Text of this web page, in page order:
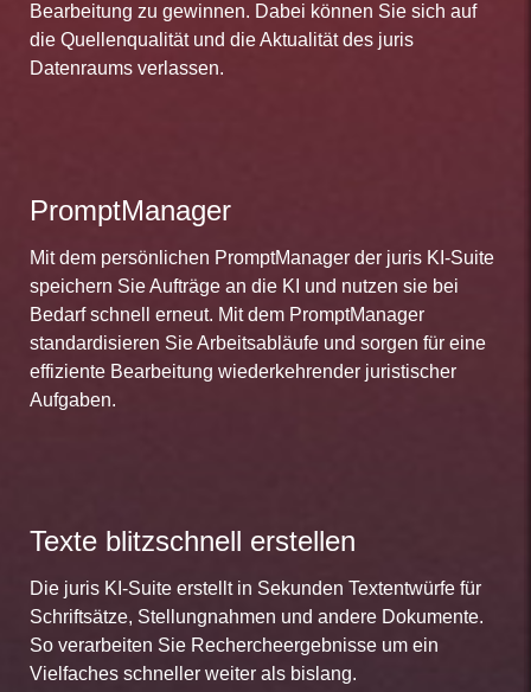
Bearbeitung zu gewinnen. Dabei können Sie sich auf
die Quellenqualität und die Aktualität des juris
Datenraums verlassen.
PromptManager
Mit dem persönlichen PromptManager der juris KI-Suite
speichern Sie Aufträge an die KI und nutzen sie bei
Bedarf schnell erneut. Mit dem PromptManager
standardisieren Sie Arbeitsabläufe und sorgen für eine
effiziente Bearbeitung wiederkehrender juristischer
Aufgaben.
Texte blitzschnell erstellen
Die juris KI-Suite erstellt in Sekunden Textentwürfe für
Schriftsätze, Stellungnahmen und andere Dokumente.
So verarbeiten Sie Rechercheergebnisse um ein
Vielfaches schneller weiter als bislang.